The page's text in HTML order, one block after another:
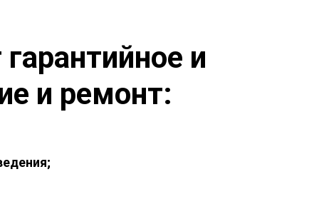
и
и ремонт: